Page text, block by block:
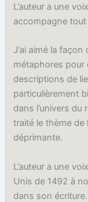
L’auteur a une
accompagne
J’ai aimé la
métaphores pour
descriptions de
particulièrement
dans l’univers du
traité le thème de
déprimante.
L’auteur a une
Unis de 1492 à
dans son